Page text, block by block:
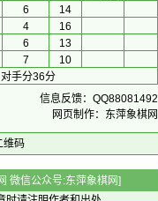
6
14
4
16
6
13
7
10
手分36分
信息反馈：QQ88081492
网页制作：东萍象棋网
维码
微信公众号:东萍象棋网]